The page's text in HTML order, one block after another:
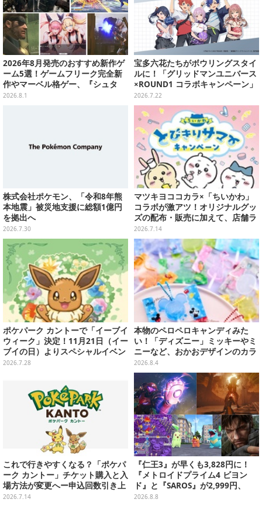
2026年8月発売のおすすめ新作ゲ
ーム5選！ゲームフリーク完全新
作やマーベル格ゲー、『シュタ
ゲ』リブートなど注目作が目白押
2026.8.1
宝多六花たちがボウリングスタイ
ルに！「グリッドマンユニバース
×ROUND1 コラボキャンペーン」
開催決定、企画やグッズ販売を実
施
2026.7.22
株式会社ポケモン、「令和8年熊
本地震」被災地支援に総額1億円
を拠出へ
2026.7.30
マツキヨココカラ×「ちいかわ」
コラボが激アツ！オリジナルグッ
ズの配布・販売に加えて、店舗ラ
ッピングや”花火打ち上げ”まで盛
り沢山
2026.7.14
ポケパーク カントーで「イーブイ
ウィーク」決定！11月21日（イー
ブイの日）よりスペシャルイベン
ト開催
2026.7.28
本物のペロペロキャンディみた
い！「ディズニー」ミッキーやミ
ニーなど、おかおデザインのカラ
フルチャーム全10種が8月31日発
売
2026.8.4
これで行きやすくなる？「ポケパ
ーク カントー」チケット購入と入
場方法が変更へー申込回数引き上
げや本人確認を実施
2026.7.14
『仁王3』が早くも3,828円に！
『メトロイドプライム4 ビヨン
ド』と『SAROS』が2,999円、
『メタルギアソリッド Δ』は2,49
2026.8.8